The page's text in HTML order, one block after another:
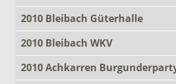
2010 Bleibach Güterhalle
2010 Bleibach WKV
2010 Achkarren